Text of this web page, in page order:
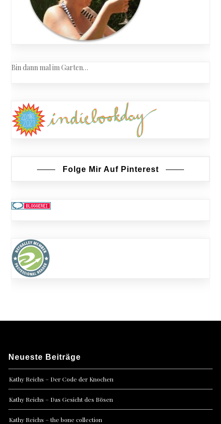
Bin dann mal im Garten…
Folge Mir Auf Pinterest
Neueste Beiträge
Kathy Reichs – Der Code der Knochen
Kathy Reichs – Das Gesicht des Bösen
Kathy Reichs – the bone collection